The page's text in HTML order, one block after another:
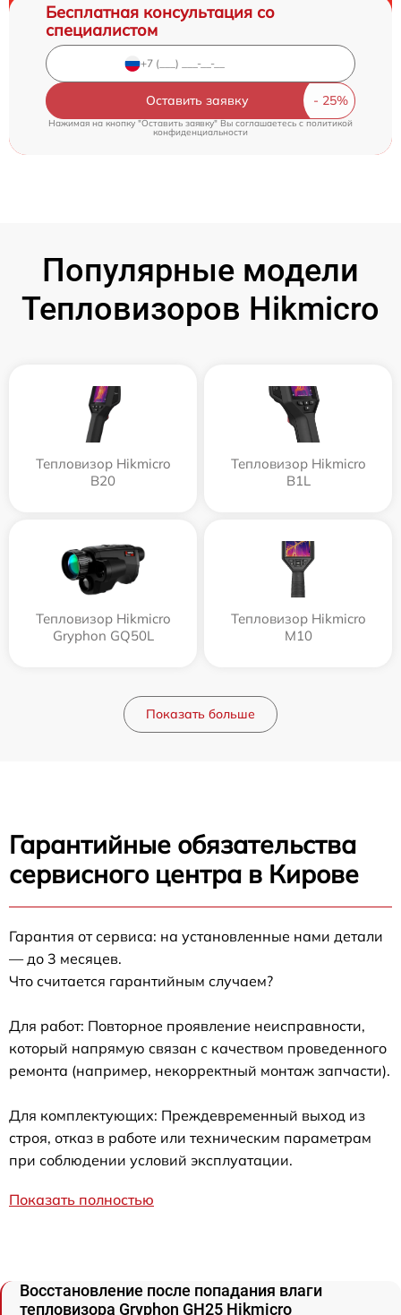
Бесплатная консультация со
специалистом
Оставить заявку
Нажимая на кнопку "Оставить заявку" Вы соглашаетесь cполитикой
конфиденциальности
Популярные модели
Тепловизоров Hikmicro
Тепловизор Hikmicro
B20
Тепловизор Hikmicro
B1L
Тепловизор Hikmicro
Gryphon GQ50L
Тепловизор Hikmicro
M10
Показать больше
Гарантийные обязательства
сервисного центра в Кирове
Гарантия от сервиса: на установленные нами детали
— до 3 месяцев.
Что считается гарантийным случаем?
Для работ: Повторное проявление неисправности,
который напрямую связан с качеством проведенного
ремонта (например, некорректный монтаж запчасти).
Для комплектующих: Преждевременный выход из
строя, отказ в работе или техническим параметрам
при соблюдении условий эксплуатации.
Показать полностью
Восстановление после попадания влаги
тепловизора Gryphon GH25 Hikmicro